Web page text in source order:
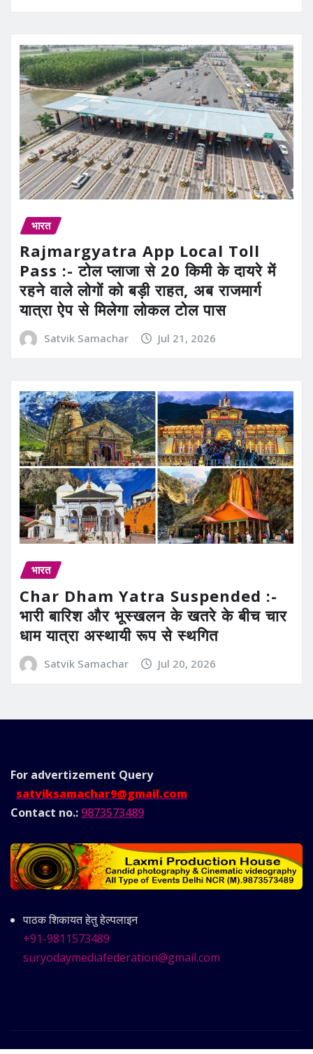
भारत
Rajmargyatra App Local Toll
Pass :- टोल प्लाजा से 20 किमी के दायरे में
रहने वाले लोगों को बड़ी राहत, अब राजमार्ग
यात्रा ऐप से मिलेगा लोकल टोल पास
Satvik Samachar Jul 21, 2026
भारत
Char Dham Yatra Suspended :-
भारी बारिश और भूस्खलन के खतरे के बीच चार
धाम यात्रा अस्थायी रूप से स्थगित
Satvik Samachar Jul 20, 2026
For advertizement Query
satviksamachar9@gmail.com
Contact no.: 9873573489
पाठक शिकायत हेतु हेल्पलाइन
+91-9811573489
suryodaymediafederation@gmail.com